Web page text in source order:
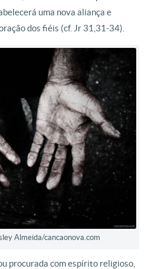
uma nova aliança e
dos fiéis (cf. Jr 31,31-34).
Almeida/cancaonova.com
procurada com espírito religioso,